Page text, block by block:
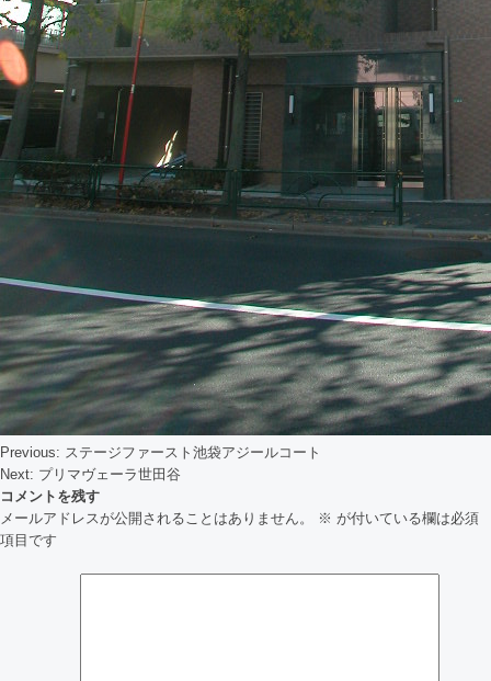
投
稿
ナ
Previous: ステージファースト池袋アジールコート
Next: プリマヴェーラ世田谷
コメントを残す
メールアドレスが公開されることはありません。
※ が付いている欄は必須
項目です